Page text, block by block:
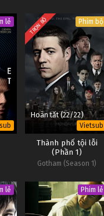
lẻ TRỌN BỘ Phim bộ
Hoàn tất (22/22)
Vietsub
Thành phố tội lỗi
(Phần 1)
Gotham (Season 1)
lẻ Phim lẻ